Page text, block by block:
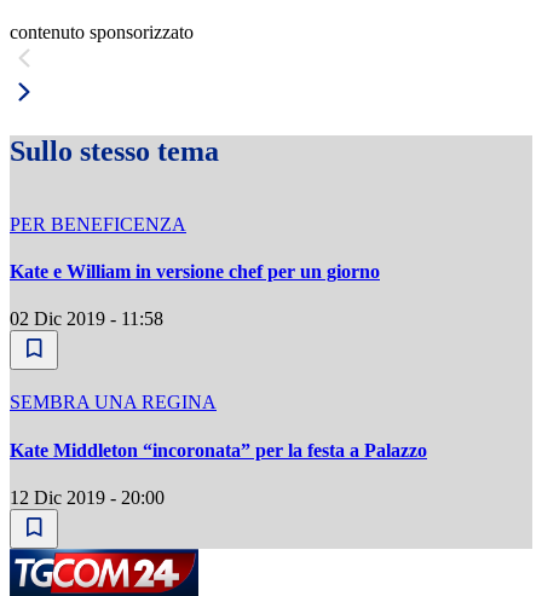
contenuto sponsorizzato
Sullo stesso tema
PER BENEFICENZA
Kate e William in versione chef per un giorno
02 Dic 2019 - 11:58
SEMBRA UNA REGINA
Kate Middleton “incoronata” per la festa a Palazzo
12 Dic 2019 - 20:00